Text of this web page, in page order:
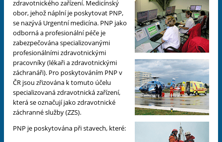
zdravotnického zařízení. Medicínský
obor, jehož náplní je poskytovat PNP,
se nazývá Urgentní medicína. PNP jako
odborná a profesionální péče je
zabezpečována specializovanými
profesionálními zdravotnickými
pracovníky (lékaři a zdravotnickými
záchranáři). Pro poskytováním PNP v
ČR jsou zřizována k tomuto účelu
specializovaná zdravotnická zařízení,
která se označují jako zdravotnické
záchranné služby (ZZS).
PNP je poskytována při stavech, které: